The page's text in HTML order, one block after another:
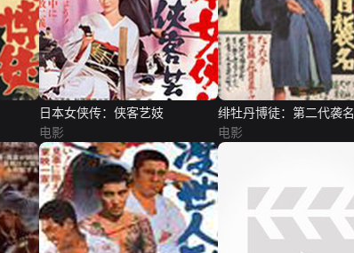
日本女侠传：侠客艺妓
电影
绯牡丹博徒：第二代袭名
电影